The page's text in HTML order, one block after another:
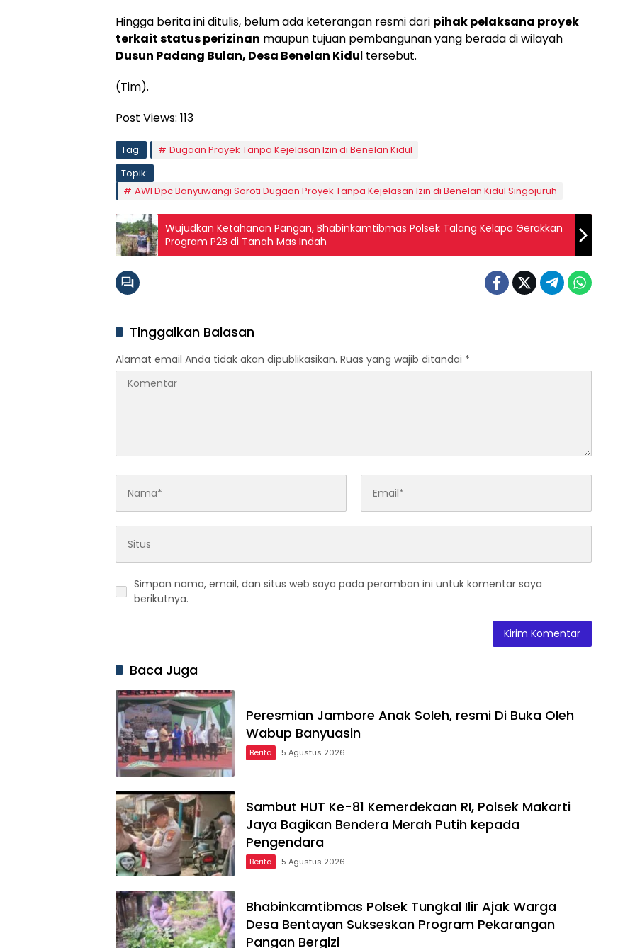
Hingga berita ini ditulis, belum ada keterangan resmi dari pihak pelaksana proyek
terkait status perizinan maupun tujuan pembangunan yang berada di wilayah
Dusun Padang Bulan, Desa Benelan Kidul tersebut.
(Tim).
Post Views: 113
Tag:
Dugaan Proyek Tanpa Kejelasan Izin di Benelan Kidul
Topik:
AWI Dpc Banyuwangi Soroti Dugaan Proyek Tanpa Kejelasan Izin di Benelan Kidul Singojuruh
Wujudkan Ketahanan Pangan, Bhabinkamtibmas Polsek Talang Kelapa Gerakkan
Program P2B di Tanah Mas Indah
Tinggalkan Balasan
Alamat email Anda tidak akan dipublikasikan. Ruas yang wajib ditandai *
Simpan nama, email, dan situs web saya pada peramban ini untuk komentar saya
berikutnya.
Baca Juga
Peresmian Jambore Anak Soleh, resmi Di Buka Oleh
Wabup Banyuasin
Berita 5 Agustus 2026
Sambut HUT Ke-81 Kemerdekaan RI, Polsek Makarti
Jaya Bagikan Bendera Merah Putih kepada
Pengendara
Berita 5 Agustus 2026
Bhabinkamtibmas Polsek Tungkal Ilir Ajak Warga
Desa Bentayan Sukseskan Program Pekarangan
Pangan Bergizi